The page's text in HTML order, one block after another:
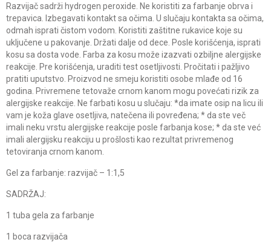
Razvijač sadrži hydrogen peroxide. Ne koristiti za farbanje obrva i
trepavica. Izbegavati kontakt sa očima. U slučaju kontakta sa očima,
odmah isprati čistom vodom. Koristiti zaštitne rukavice koje su
uključene u pakovanje. Držati dalje od dece. Posle korišćenja, isprati
kosu sa dosta vode. Farba za kosu može izazvati ozbiljne alergijske
reakcije. Pre korišćenja, uraditi test osetljivosti. Pročitati i pažljivo
pratiti uputstvo. Proizvod ne smeju koristiti osobe mlađe od 16
godina. Privremene tetovaže crnom kanom mogu povećati rizik za
alergijske reakcije. Ne farbati kosu u slučaju: *da imate osip na licu ili
vam je koža glave osetljiva, natečena ili povređena; * da ste več
imali neku vrstu alergijske reakcije posle farbanja kose; * da ste već
imali alergijsku reakciju u prošlosti kao rezultat privremenog
tetoviranja crnom kanom.
Gel za farbanje: razvijač – 1:1,5
SADRŽAJ:
1 tuba gela za farbanje
1 boca razvijača